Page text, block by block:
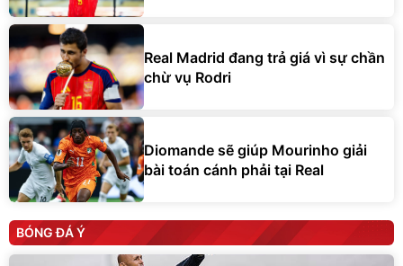
Real Madrid đang trả giá vì sự chần
chừ vụ Rodri
Diomande sẽ giúp Mourinho giải
bài toán cánh phải tại Real
BÓNG ĐÁ Ý